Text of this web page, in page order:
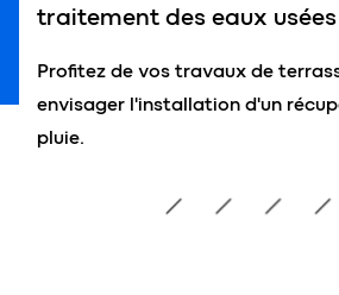
traitement des eaux usées
Profitez de vos travaux de
envisager l'installation d'un
pluie.